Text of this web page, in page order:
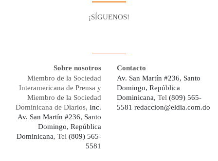
¡SÍGUENOS!
Sobre nosotros
Miembro de la Sociedad
Interamericana de Prensa y
Miembro de la Sociedad
Dominicana de Diarios, Inc.
Av. San Martín #236, Santo
Domingo, República
Dominicana, Tel (809) 565-
5581
Contacto
Av. San Martín #236, Santo
Domingo, República
Dominicana, Tel (809) 565-
5581 redaccion@eldia.com.do